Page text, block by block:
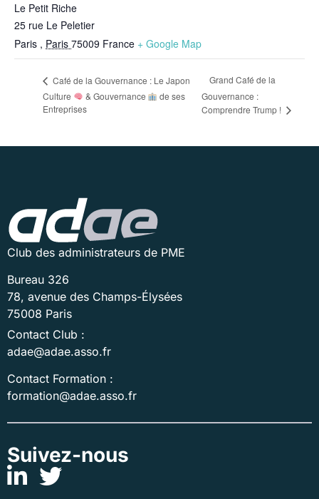
Le Petit Riche
25 rue Le Peletier
Paris , Paris 75009 France + Google Map
Café de la Gouvernance : Le Japon
Culture
& Gouvernance
de ses
Entreprises
Grand Café de la
Gouvernance :
Comprendre Trump !
Club des administrateurs de PME
Bureau 326
78, avenue des Champs-Élysées
75008 Paris
Contact Club :
adae@adae.asso.fr
Contact Formation :
formation@adae.asso.fr
Suivez-nous